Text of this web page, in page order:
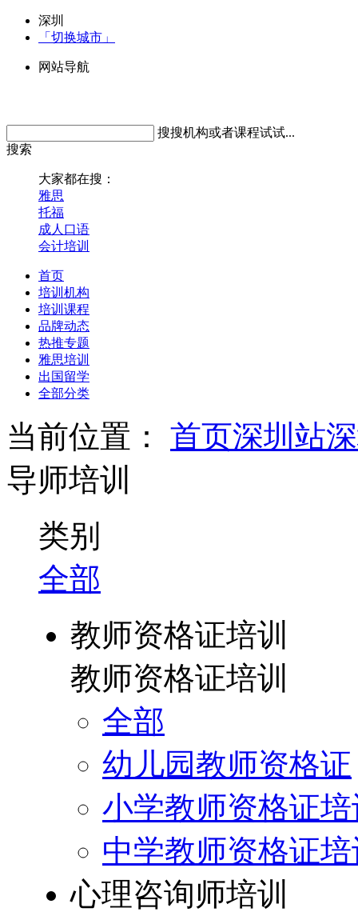
深圳
「切换城市」
网站导航
搜搜机构或者课程试试...
搜索
大家都在搜：
雅思
托福
成人口语
会计培训
首页
培训机构
培训课程
品牌动态
热推专题
雅思培训
出国留学
全部分类
当前位置： 首页深圳站
导师培训
类别
全部
教师资格证培训
教师资格证培训
全部
幼儿园教师资格证
小学教师资格证
中学教师资格证
心理咨询师培训